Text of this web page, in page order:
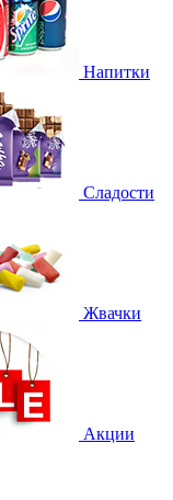
Напитки
Сладости
Жвачки
Акции